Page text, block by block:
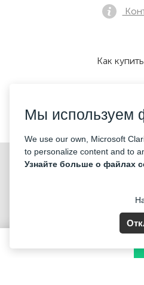
©2026 «Mticket Sp. z
Как
Мы принимаем:
Мы используем
We use our own, Microsoft
to personalize content and to
Узнайте больше о файлах